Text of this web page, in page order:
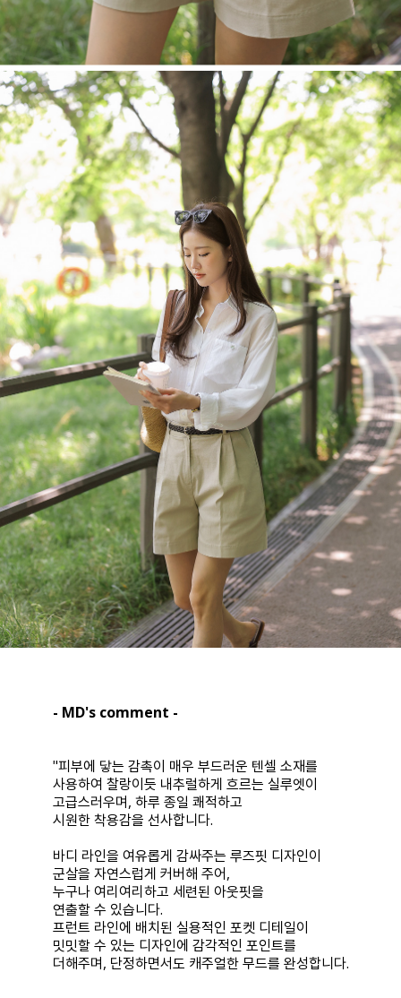
- MD's comment -
"피부에 닿는 감촉이 매우 부드러운 텐셀 소재를
사용하여 찰랑이듯 내추럴하게 흐르는 실루엣이
고급스러우며, 하루 종일 쾌적하고
시원한 착용감을 선사합니다.
바디 라인을 여유롭게 감싸주는 루즈핏 디자인이
군살을 자연스럽게 커버해 주어,
누구나 여리여리하고 세련된 아웃핏을
연출할 수 있습니다.
프런트 라인에 배치된 실용적인 포켓 디테일이
밋밋할 수 있는 디자인에 감각적인 포인트를
더해주며, 단정하면서도 캐주얼한 무드를 완성합니다.